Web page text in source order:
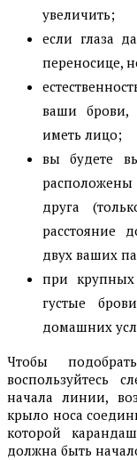
увеличить;
если глаза
переносице,
ваши брови,
иметь лицо;
вы будете
расположены
друга
расстояние
двух ваших
при крупных
густые
домашних
Чтобы
воспользуйтесь
начала линии,
крыло носа
которой
должна быть